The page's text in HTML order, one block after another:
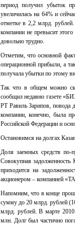
период получил убыток
увеличилась на 64% и
отметке в 2,2 млрд.
компании не превысит
довольно трудно.
Отметим, что основной
операционной прибыли, а
получала убытки по этому
Так что в общем можно
сообщил недавно газете
РТ Равиль Зарипов, повода
компании, конечно, была
Российской Федерации и
Остановимся на долгах
Доля заемных средств по-
Совокупная
приходится на
акционером – компанией
Напомним, что в конце
сумму до 20 млрд. рублей
млрд. рублей. В марте
млн. Долг был частично